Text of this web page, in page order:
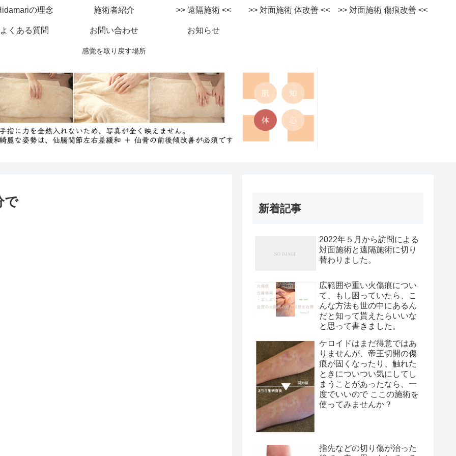
感覚を取り戻す場所
の理念 施術者紹介 >> 遠隔施術 << >> 対面施術 体改善 << >> 対面施術 傷痕改善 <<
よくある質問 お問い合わせ お知らせ
で 新着記事
2022年５月から訪問による
対面施術と遠隔施術に切り
替わりました。
広範囲や重い火傷痕につい
て、もし困っていたら、こ
んな方法も世の中にあるん
だと知って貰えたらいいな
と思って書きました。
ケロイドはまだ得意ではあ
りませんが、帝王切開の傷
痕が固くなったり、触れた
ときについつい気にしてし
まうことがあったなら、一
度でいいので ここの施術を
使ってみませんか？
指先などの切り傷が治った